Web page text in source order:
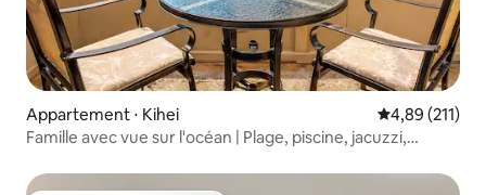
Appartement ⋅ Kihei Évaluation
4,89 (211)
Famille avec vue sur l'océan | Plage, piscine, jacuzzi,